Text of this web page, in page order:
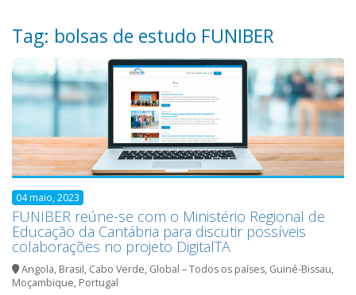
Tag: bolsas de estudo FUNIBER
04 maio, 2023
FUNIBER reúne-se com o Ministério Regional de
Educação da Cantábria para discutir possíveis
colaborações no projeto DigitalTA
Angola, Brasil, Cabo Verde, Global – Todos os países, Guiné-Bissau,
Moçambique, Portugal